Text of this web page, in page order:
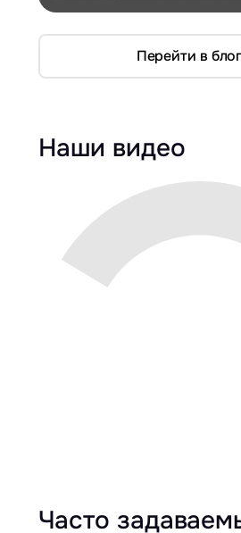
Перейти в блог
Наши видео
Часто